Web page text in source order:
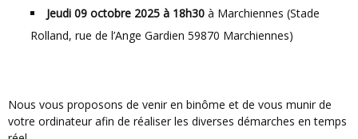
Jeudi 09 octobre 2025 à 18h30 à Marchiennes (Stade
Rolland, rue de l’Ange Gardien 59870 Marchiennes)
Nous vous proposons de venir en binôme et de vous munir de
votre ordinateur afin de réaliser les diverses démarches en temps